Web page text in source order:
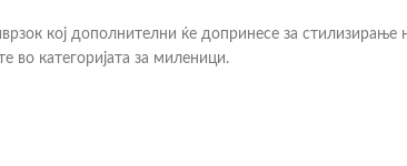
кој дополнителни ќе допринесе за
во категоријата за миленици.